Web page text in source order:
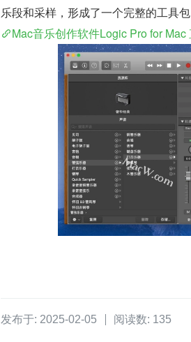
乐段和采样，形成了一个完整的工具
Mac音乐创作软件Logic Pro for Mac
发布于: 2025-02-05 阅读数: 135